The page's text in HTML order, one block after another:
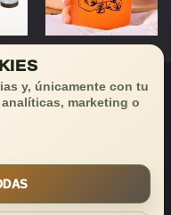
y, únicamente con tu
marketing o